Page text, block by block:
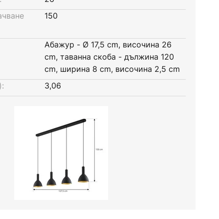
150
Абажур - Ø 17,5 cm, височина 26
cm, таванна скоба - дължина 120
cm, ширина 8 cm, височина 2,5 cm
3,06